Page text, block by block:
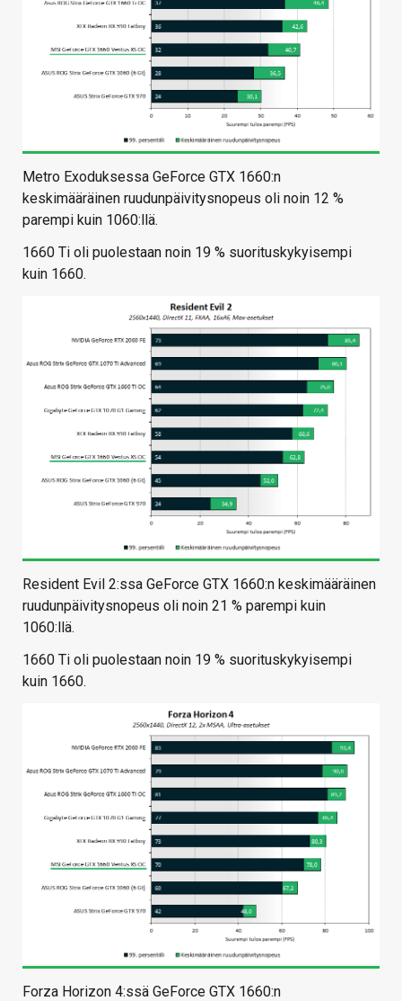
Metro Exoduksessa GeForce GTX 1660:n
keskimääräinen ruudunpäivitysnopeus oli noin 12 %
parempi kuin 1060:llä.
1660 Ti oli puolestaan noin 19 % suorituskykyisempi
kuin 1660.
Resident Evil 2:ssa GeForce GTX 1660:n keskimääräinen
ruudunpäivitysnopeus oli noin 21 % parempi kuin
1060:llä.
1660 Ti oli puolestaan noin 19 % suorituskykyisempi
kuin 1660.
Forza Horizon 4:ssä GeForce GTX 1660:n